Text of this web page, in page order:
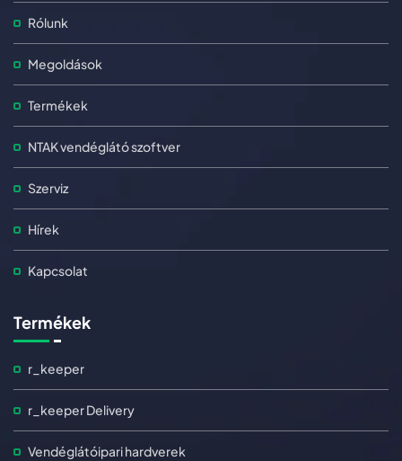
Rólunk
Megoldások
Termékek
NTAK vendéglátó szoftver
Szerviz
Hírek
Kapcsolat
Termékek
r_keeper
r_keeper Delivery
Vendéglátóipari hardverek